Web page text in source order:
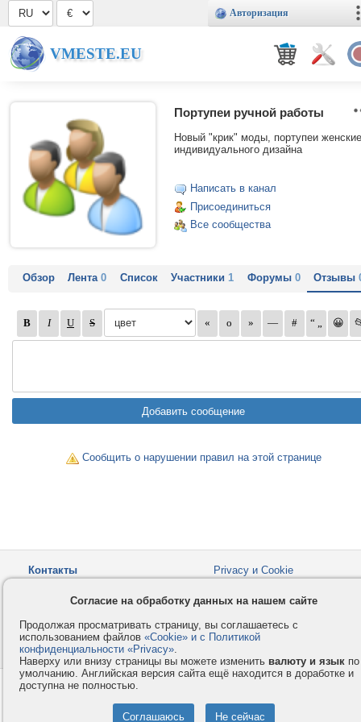
Авторизация
VMESTE.EU
Портупеи ручной работы
Новый "крик" моды, портупеи женские
индивидуального дизайна
Написать в канал
Присоединиться
Все сообщества
Обзор Лента0 Список Участники1 Форумы 0 Отзывы
Сообщить о нарушении правил на этой странице
Контакты
Privacy и Cookie
Как оплатить
Форумы
© 2008-2026VMESTE.EU
Согласие на обработку данных на нашем сайте
Продолжая просматривать страницу, вы соглашаетесь с
использованием файлов «Cookie» и с Политикой
конфиденциальности «Privacy».
Наверху или внизу страницы вы можете изменить валюту и язык по
умолчанию. Английская версия сайта ещё находится в доработке и
доступна не полностью.